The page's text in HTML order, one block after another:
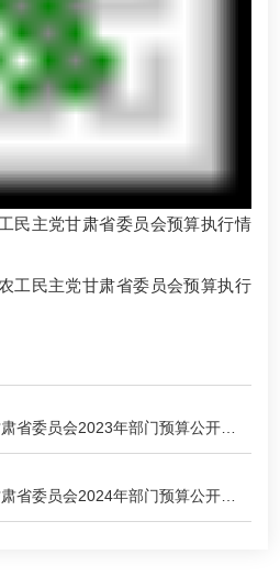
民主党甘肃省委员会预算执行情
工民主党甘肃省委员会预算执行
省委员会2023年部门预算公开情
省委员会2024年部门预算公开情